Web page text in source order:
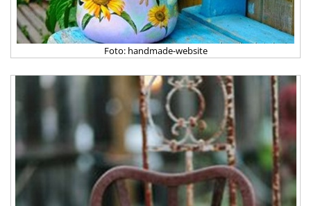
Foto: handmade-website